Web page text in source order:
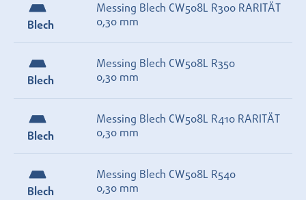
Blech
Messing Blech CW508L R300 RARITÄT
0,30 mm
Blech
Messing Blech CW508L R350
0,30 mm
Blech
Messing Blech CW508L R410 RARITÄT
0,30 mm
Blech
Messing Blech CW508L R540
0,30 mm